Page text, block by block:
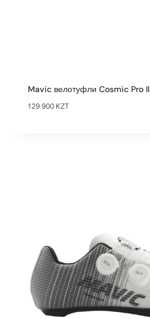
Mavic велотуфли Cosmic Pro II
129 900 KZT